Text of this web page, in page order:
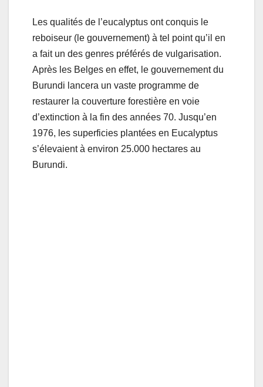
Les qualités de l’eucalyptus ont conquis le
reboiseur (le gouvernement) à tel point qu’il en
a fait un des genres préférés de vulgarisation.
Après les Belges en effet, le gouvernement du
Burundi lancera un vaste programme de
restaurer la couverture forestière en voie
d’extinction à la fin des années 70. Jusqu’en
1976, les superficies plantées en Eucalyptus
s’élevaient à environ 25.000 hectares au
Burundi.